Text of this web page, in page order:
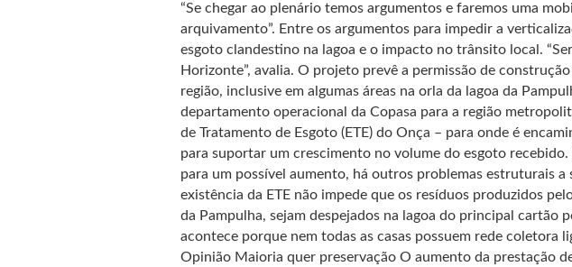
“Se chegar ao plenário temos argumentos e faremos uma
arquivamento”. Entre os argumentos para impedir a
esgoto clandestino na lagoa e o impacto no trânsito local.
Horizonte”, avalia. O projeto prevê a permissão de
região, inclusive em algumas áreas na orla da lagoa da
departamento operacional da Copasa para a região
de Tratamento de Esgoto (ETE) do Onça – para onde é
para suportar um crescimento no volume do esgoto
para um possível aumento, há outros problemas estruturais
existência da ETE não impede que os resíduos produzidos
da Pampulha, sejam despejados na lagoa do principal cartão
acontece porque nem todas as casas possuem rede coletora
Opinião Maioria quer preservação O aumento da prestação